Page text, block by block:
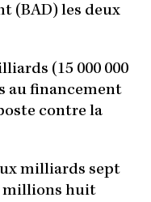
(BAD) les deux
(15 000 000
au financement
contre la
milliards sept
millions huit